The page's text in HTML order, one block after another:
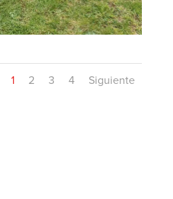
1 2 3 4 Siguiente